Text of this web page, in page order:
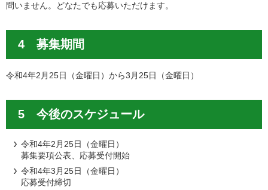
問いません。どなたでも応募いただけます。
4 募集期間
令和4年2月25日（金曜日）から3月25日（金曜日）
5 今後のスケジュール
令和4年2月25日（金曜日）
募集要項公表、応募受付開始
令和4年3月25日（金曜日）
応募受付締切